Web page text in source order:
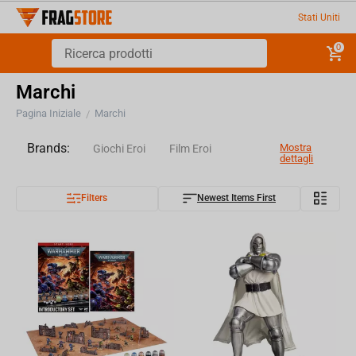
Stati Uniti
0
Marchi
Pagina Iniziale / Marchi
Brands: Giochi Eroi Film Eroi
Cartoni animati e eroi degli anime
Squadre ESport
Sport Iconic personalities
Mostra
dettagli
Filters Newest Items First